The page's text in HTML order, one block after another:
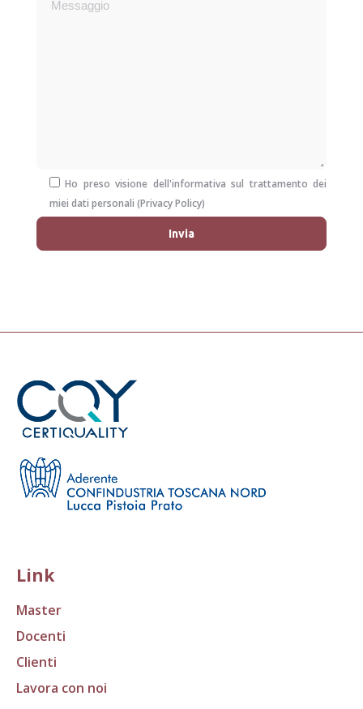
Ho preso visione dell'informativa sul trattamento dei
miei dati personali (Privacy Policy)
Link
Master
Docenti
Clienti
Lavora con noi